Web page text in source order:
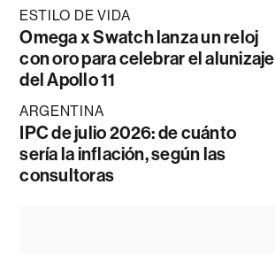
ESTILO DE VIDA
Omega x Swatch lanza un reloj
con oro para celebrar el alunizaje
del Apollo 11
ARGENTINA
IPC de julio 2026: de cuánto
sería la inflación, según las
consultoras